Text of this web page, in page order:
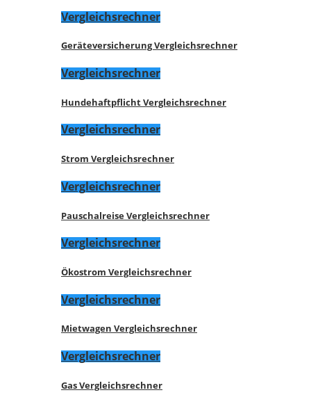
Vergleichsrechner
Geräteversicherung Vergleichsrechner
Vergleichsrechner
Hundehaftpflicht Vergleichsrechner
Vergleichsrechner
Strom Vergleichsrechner
Vergleichsrechner
Pauschalreise Vergleichsrechner
Vergleichsrechner
Ökostrom Vergleichsrechner
Vergleichsrechner
Mietwagen Vergleichsrechner
Vergleichsrechner
Gas Vergleichsrechner